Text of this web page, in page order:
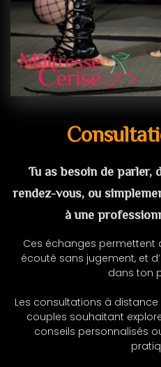
Tu as besoin de parler,
rendez-vous, ou
à une
Ces échanges permettent
écouté sans jugement, et
dans ton
Les consultations à
couples souhaitant
conseils personnalisés